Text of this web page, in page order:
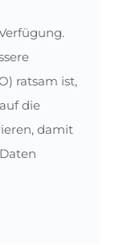
ratsam ist,
die
damit